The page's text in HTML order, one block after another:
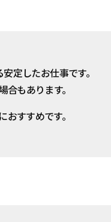
定したお仕事です。
もあります。
すすめです。